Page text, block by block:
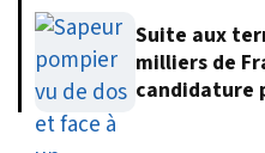
Suite aux
milliers de
candidature